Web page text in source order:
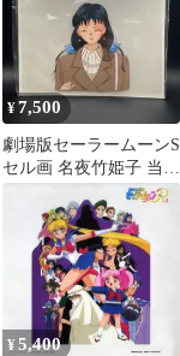
¥7,500
劇場版セーラームーンS
セル画 名夜竹姫子 当時
物 Sailor Moon Cel
¥5,400